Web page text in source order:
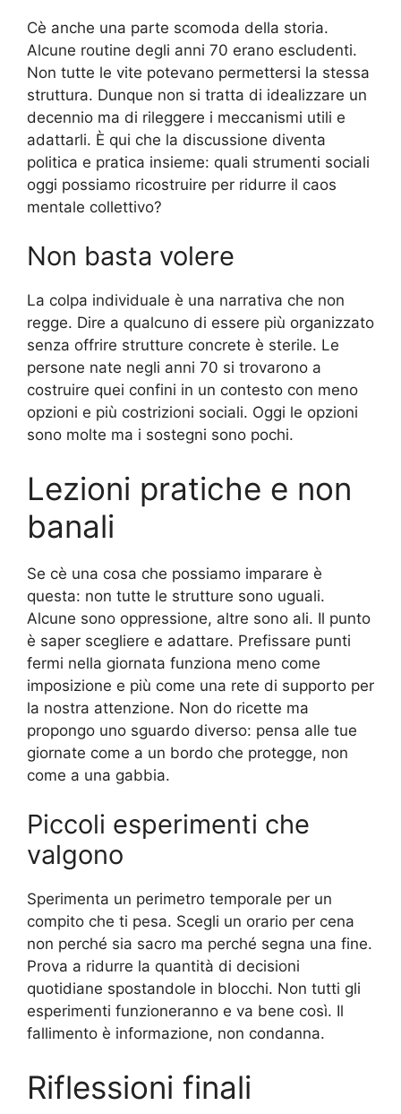
Cè anche una parte scomoda della storia.
Alcune routine degli anni 70 erano escludenti.
Non tutte le vite potevano permettersi la stessa
struttura. Dunque non si tratta di idealizzare un
decennio ma di rileggere i meccanismi utili e
adattarli. È qui che la discussione diventa
politica e pratica insieme: quali strumenti sociali
oggi possiamo ricostruire per ridurre il caos
mentale collettivo?
Non basta volere
La colpa individuale è una narrativa che non
regge. Dire a qualcuno di essere più organizzato
senza offrire strutture concrete è sterile. Le
persone nate negli anni 70 si trovarono a
costruire quei confini in un contesto con meno
opzioni e più costrizioni sociali. Oggi le opzioni
sono molte ma i sostegni sono pochi.
Lezioni pratiche e non
banali
Se cè una cosa che possiamo imparare è
questa: non tutte le strutture sono uguali.
Alcune sono oppressione, altre sono ali. Il punto
è saper scegliere e adattare. Prefissare punti
fermi nella giornata funziona meno come
imposizione e più come una rete di supporto per
la nostra attenzione. Non do ricette ma
propongo uno sguardo diverso: pensa alle tue
giornate come a un bordo che protegge, non
come a una gabbia.
Piccoli esperimenti che
valgono
Sperimenta un perimetro temporale per un
compito che ti pesa. Scegli un orario per cena
non perché sia sacro ma perché segna una fine.
Prova a ridurre la quantità di decisioni
quotidiane spostandole in blocchi. Non tutti gli
esperimenti funzioneranno e va bene così. Il
fallimento è informazione, non condanna.
Riflessioni finali